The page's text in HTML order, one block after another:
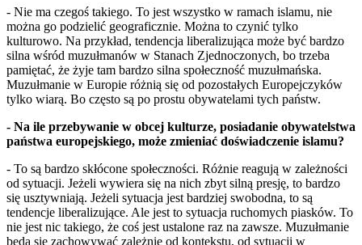
- Nie ma czegoś takiego. To jest wszystko w ramach islamu, nie
można go podzielić geograficznie. Można to czynić tylko
kulturowo. Na przykład, tendencja liberalizująca może być bardzo
silna wśród muzułmanów w Stanach Zjednoczonych, bo trzeba
pamiętać, że żyje tam bardzo silna społeczność muzułmańska.
Muzułmanie w Europie różnią się od pozostałych Europejczyków
tylko wiarą. Bo często są po prostu obywatelami tych państw.
- Na ile przebywanie w obcej kulturze, posiadanie obywatelstwa
państwa europejskiego, może zmieniać doświadczenie islamu?
- To są bardzo skłócone społeczności. Różnie reagują w zależności
od sytuacji. Jeżeli wywiera się na nich zbyt silną presję, to bardzo
się usztywniają. Jeżeli sytuacja jest bardziej swobodna, to są
tendencje liberalizujące. Ale jest to sytuacja ruchomych piasków. To
nie jest nic takiego, że coś jest ustalone raz na zawsze. Muzułmanie
będą się zachowywać zależnie od kontekstu, od sytuacji w